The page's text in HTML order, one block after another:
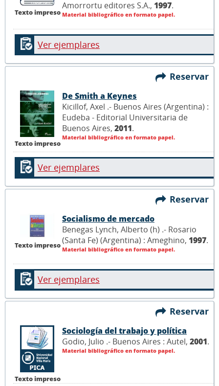
Texto impreso
Amorrortu editores S.A., 1997.
Material bibliográfico en formato papel.
Ver ejemplares
Reservar
Texto impreso
De Smith a Keynes
Kicillof, Axel .- Buenos Aires (Argentina) :
Eudeba - Editorial Universitaria de
Buenos Aires, 2011.
Material bibliográfico en formato papel.
Ver ejemplares
Reservar
Texto impreso
Socialismo de mercado
Benegas Lynch, Alberto (h) .- Rosario
(Santa Fe) (Argentina) : Ameghino, 1997.
Material bibliográfico en formato papel.
Ver ejemplares
Reservar
Texto impreso
Sociología del trabajo y política
Godio, Julio .- Buenos Aires : Autel, 2001.
Material bibliográfico en formato papel.